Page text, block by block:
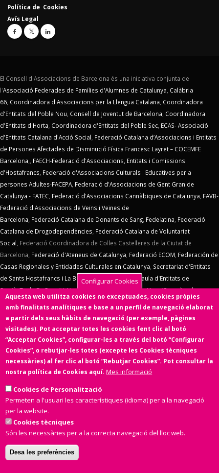
Política de Cookies
Avís Legal
El Consell d'Associacions de Barcelona és una iniciativa conjunta de
l'Associació Federades de Famílies d'Alumnes de Catalunya, Calàbria
66, Coordinadora d'Associacions per la Llengua Catalana, Coordinadora
d'Entitats del Poble Nou, Consell de Joventut de Barcelona, Coordinadora
d'Entitats d'Horta, Coordinadora d'Entitats del Poble Sec, ECAS- Associació
d'Entitats Catalana d'Acció Social, Federació Catalana d’Associacions i Entitats
de Persones Afectades de Disminució Física Francesc Layret – COCEMFE
Barcelona,, FAECH-Federació d'Associacions, Entitats i Comissions
d'Hostafrancs, Federació d'Associacions Culturals i Educatives per a
persones Adultes-FACEPA, Federació d'Associacions de Gent Gran de
Catalunya - FATEC, Federació d'Associacions Cannàbiques de Catalunya, FAVB-
Federació d'Associacions de Veïns i Veïnes de
Barcelona, Federació Catalana de Donants de Sang, Fedelatina, Federació
Catalana de Drogodependències, Federació Catalana de Voluntariat
Social, Federació Coordinadora de Colles Castelleres de la Ciutat de
Barcelona, Federació d'Ateneus de Catalunya, Federació ECOM, Federación de
Casas Regionales y Entidades Culturales en Catalunya, Secretariat d'Entitats
de Sants Hostafrancs i La Bordeta,SOS Racisme, Taula d'Entitats de
Sarrià,Taula Eix Pere IV,Unió d'Entitats de La Marina,Vern (Coordinadora
d'Entitats de La Verneda)
Xarxa d'Economia Solidària
Consell d'Associacions de Barcelona manté un conveni de col·laboració amb
Ens de l'Asociacionisme Cultural - ENS
Coordinadora Catalana de
Fundacions. El Consell d'Associacions de Barcelona és membre deXarxa
d'Economia Solidària,FETS – Finançament Ètic i Solidari,Associació
SinergiaTIC,Coop57i deFiare
Aquesta web ha estat desenvolupada per una entitat de l'Economia
Social i Solidària,
ànim de lucre.
Configurar Cookies
Aquesta web utilitza cookies no exceptuades, cookies pròpies
amb finalitats analítiques e base a un perfil de navegació elaborat
a partir dels seus hàbits de navegació (per exemple, pàgines
visitades). Pot acceptar totes les cookies fent clic al botó
“Acceptar Cookies”, configurar-les a través del botó “Configurar
Cookies”, o rebutjar-les totes (excepte les Cookies tècniques
necessàries) al fer clic al botó “Rebutjar Cookies”. Pot consultar la
nostra política de Cookies aquí. Mes informació
Cookies de Personalització
Permeten a l'usuari les característiques (idioma) per a la navegació
per la website.
Cookies tècniques
Són les necessàries per a la correcta navegació del lloc web.
Desa les preferències